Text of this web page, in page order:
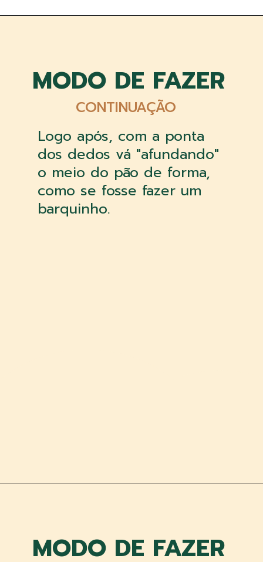
Logo após, com a ponta
dos dedos vá "afundando"
o meio do pão de forma,
como se fosse fazer um
barquinho.
MODO DE FAZER
CONTINUAÇÃO
MODO DE FAZER